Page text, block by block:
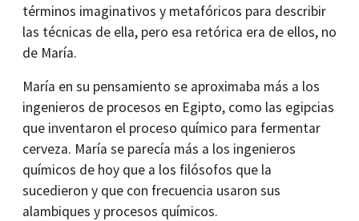
términos imaginativos y metafóricos para describir
las técnicas de ella, pero esa retórica era de ellos, no
de María.
María en su pensamiento se aproximaba más a los
ingenieros de procesos en Egipto, como las egipcias
que inventaron el proceso químico para fermentar
cerveza. María se parecía más a los ingenieros
químicos de hoy que a los filósofos que la
sucedieron y que con frecuencia usaron sus
alambiques y procesos químicos.